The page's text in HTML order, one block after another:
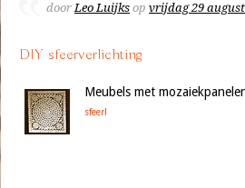
doorLeo Luijks op vrijdag 29
DIY sfeerverlichting
Meubels met
sfeer!